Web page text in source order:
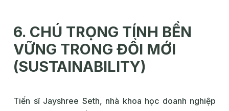
6. CHÚ TRỌNG TÍNH BỀN
VỮNG TRONG ĐỔI MỚI
(SUSTAINABILITY)
Tiến sĩ Jayshree Seth, nhà khoa học doanh nghiệp